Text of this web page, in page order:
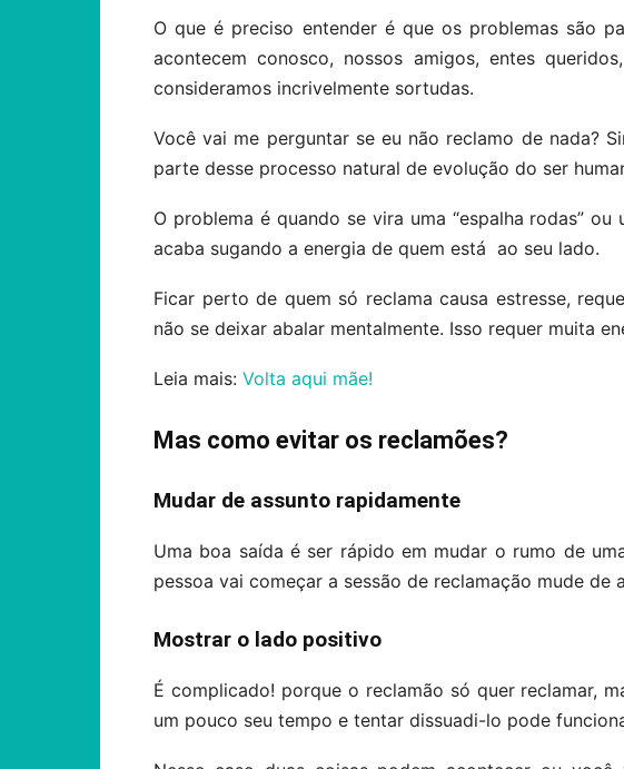
O que é preciso entender é que os problemas são
acontecem conosco, nossos amigos, entes
consideramos incrivelmente sortudas.
Você vai me perguntar se eu não reclamo de nada?
parte desse processo natural de evolução do ser
O problema é quando se vira uma “espalha rodas” ou
acaba sugando a energia de quem está ao seu lado.
Ficar perto de quem só reclama causa estresse,
não se deixar abalar mentalmente. Isso requer muita
Leia mais: Volta aqui mãe!
Mas como evitar os reclamões?
Mudar de assunto rapidamente
Uma boa saída é ser rápido em mudar o rumo de
pessoa vai começar a sessão de reclamação mude de
Mostrar o lado positivo
É complicado! porque o reclamão só quer reclamar,
um pouco seu tempo e tentar dissuadi-lo pode